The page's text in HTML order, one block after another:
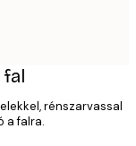
fal
rénszarvassal
a falra.